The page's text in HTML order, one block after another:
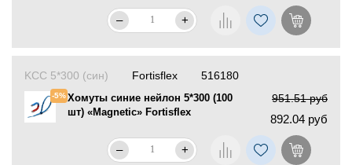
– +
516180
KCC 5*300 (син)
-5%Хомуты синие нейлон 5*300 (100
шт) «Magnetic» Fortisflex
951.51 руб
892.04 руб
Fortisflex
– +